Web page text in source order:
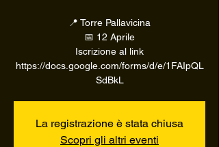
📍 Torre Pallavicina
📅 12 Aprile
Iscrizione al link
https://docs.google.com/forms/d/e/1FAIpQL
SdBkL
La registrazione è stata chiusa
Scopri gli altri eventi